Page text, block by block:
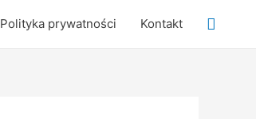
Polityka prywatności Kontakt Search